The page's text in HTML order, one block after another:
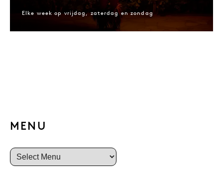
Elke week op vrijdag, zaterdag en zondag
MENU